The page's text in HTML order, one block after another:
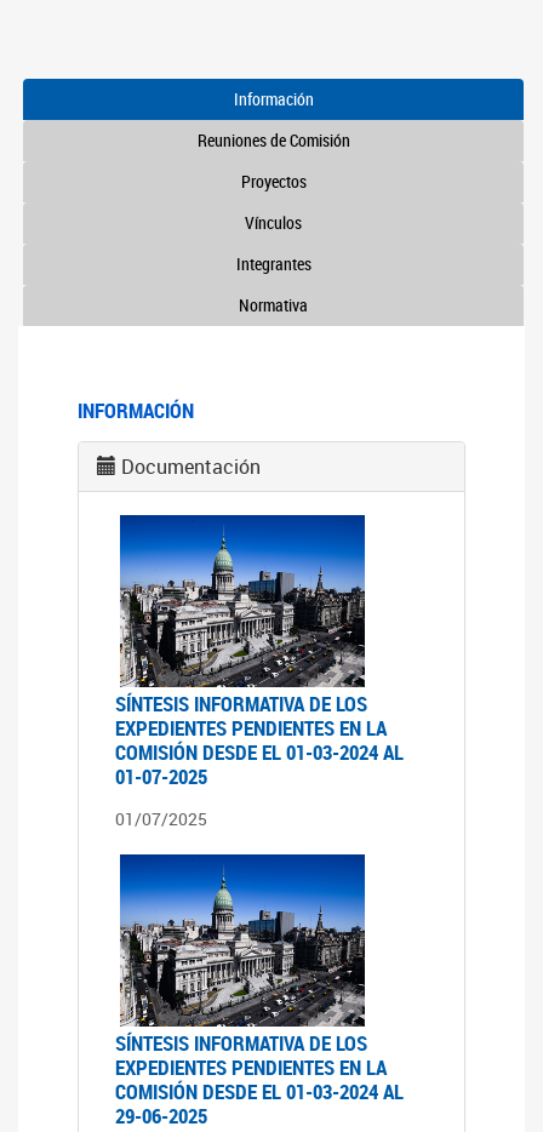
Información
Reuniones de Comisión
Proyectos
Vínculos
Integrantes
Normativa
INFORMACIÓN
Documentación
SÍNTESIS INFORMATIVA DE LOS
EXPEDIENTES PENDIENTES EN LA
COMISIÓN DESDE EL 01-03-2024 AL
01-07-2025
01/07/2025
SÍNTESIS INFORMATIVA DE LOS
EXPEDIENTES PENDIENTES EN LA
COMISIÓN DESDE EL 01-03-2024 AL
29-06-2025